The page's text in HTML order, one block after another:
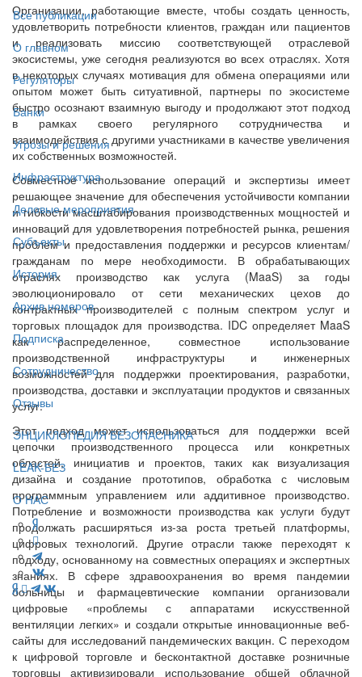
Все публикации
О главном
Регуляторы
Банки
Угрозы и решения
Инфраструктура
Деловые мероприятия
Субъекты
История
Архив номеров
Подписка
Сотрудничество
Отзывы
ЭНЦИКЛОПЕДИЯ БЕЗОПАСНИКА
LEAK-БЕЗ
О НАС
Организации, работающие вместе, чтобы создать ценность,
удовлетворить потребности клиентов, граждан или пациентов
и реализовать миссию соответствующей отраслевой
экосистемы, уже сегодня реализуются во всех отраслях. Хотя
в некоторых случаях мотивация для обмена операциями или
опытом может быть ситуативной, партнеры по экосистеме
быстро осознают взаимную выгоду и продолжают этот подход
в рамках своего регулярного сотрудничества и
взаимодействия с другими участниками в качестве увеличения
их собственных возможностей.
Совместное использование операций и экспертизы имеет
решающее значение для обеспечения устойчивости компании
и гибкости масштабирования производственных мощностей и
инноваций для удовлетворения потребностей рынка, решения
проблем и предоставления поддержки и ресурсов клиентам/
гражданам по мере необходимости. В обрабатывающих
отраслях производство как услуга (MaaS) за годы
эволюционировало от сети механических цехов до
контрактных производителей с полным спектром услуг и
торговых площадок для производства. IDC определяет MaaS
как распределенное, совместное использование
производственной инфраструктуры и инженерных
возможностей для поддержки проектирования, разработки,
производства, доставки и эксплуатации продуктов и связанных
услуг.
Этот подход может использоваться для поддержки всей
цепочки производственного процесса или конкретных
областей, инициатив и проектов, таких как визуализация
дизайна и создание прототипов, обработка с числовым
программным управлением или аддитивное производство.
Потребление и возможности производства как услуги будут
продолжать расширяться из-за роста третьей платформы,
цифровых технологий. Другие отрасли также переходят к
подходу, основанному на совместных операциях и экспертных
знаниях. В сфере здравоохранения во время пандемии
больницы и фармацевтические компании организовали
цифровые «проблемы с аппаратами искусственной
вентиляции легких» и создали открытые инновационные веб-
сайты для исследований пандемических вакцин. С переходом
к цифровой торговле и бесконтактной доставке розничные
торговцы активизировали использование общей облачной